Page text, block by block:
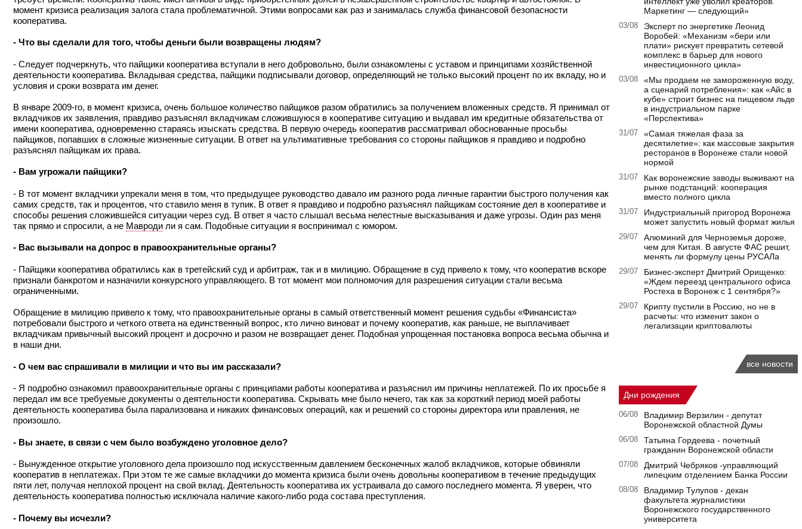
момент кризиса реализация залога стала проблематичной. Этими вопросами как раз и занималась служба финансовой безопасности
кооператива.
- Что вы сделали для того, чтобы деньги были возвращены людям?
- Следует подчеркнуть, что пайщики кооператива вступали в него добровольно, были ознакомлены с уставом и принципами хозяйственной
деятельности кооператива. Вкладывая средства, пайщики подписывали договор, определяющий не только высокий процент по их вкладу, но и
условия и сроки возврата им денег.
В январе 2009-го, в момент кризиса, очень большое количество пайщиков разом обратились за получением вложенных средств. Я принимал от
вкладчиков их заявления, правдиво разъяснял вкладчикам сложившуюся в кооперативе ситуацию и выдавал им кредитные обязательства от
имени кооператива, одновременно стараясь изыскать средства. В первую очередь кооператив рассматривал обоснованные просьбы
пайщиков, попавших в сложные жизненные ситуации. В ответ на ультимативные требования со стороны пайщиков я правдиво и подробно
разъяснял пайщикам их права.
- Вам угрожали пайщики?
- В тот момент вкладчики упрекали меня в том, что предыдущее руководство давало им разного рода личные гарантии быстрого получения как
самих средств, так и процентов, что ставило меня в тупик. В ответ я правдиво и подробно разъяснял пайщикам состояние дел в кооперативе и
способы решения сложившейся ситуации через суд. В ответ я часто слышал весьма нелестные высказывания и даже угрозы. Один раз меня
так прямо и спросили, а не Мавроди ли я сам. Подобные ситуации я воспринимал с юмором.
- Вас вызывали на допрос в правоохранительные органы?
- Пайщики кооператива обратились как в третейский суд и арбитраж, так и в милицию. Обращение в суд привело к тому, что кооператив вскоре
признали банкротом и назначили конкурсного управляющего. В тот момент мои полномочия для разрешения ситуации стали весьма
ограниченными.
Обращение в милицию привело к тому, что правоохранительные органы в самый ответственный момент решения судьбы «Финансиста»
потребовали быстрого и четкого ответа на единственный вопрос, кто лично виноват и почему кооператив, как раньше, не выплачивает
вкладчикам привычный высокий процент и досрочно и разом не возвращает денег. Подобная упрощенная постановка вопроса весьма обычна и
в наши дни.
- О чем вас спрашивали в милиции и что вы им рассказали?
- Я подробно ознакомил правоохранительные органы с принципами работы кооператива и разъяснил им причины неплатежей. По их просьбе я
передал им все требуемые документы о деятельности кооператива. Скрывать мне было нечего, так как за короткий период моей работы
деятельность кооператива была парализована и никаких финансовых операций, как и решений со стороны директора или правления, не
произошло.
- Вы знаете, в связи с чем было возбуждено уголовное дело?
- Вынужденное открытие уголовного дела произошло под искусственным давлением бесконечных жалоб вкладчиков, которые обвиняли
кооператив в неплатежах. При этом те же самые вкладчики до момента кризиса были очень довольны кооперативом в течение предыдущих
пяти лет, получая неплохой процент на свой вклад. Деятельность кооператива их устраивала до самого последнего момента. Я уверен, что
деятельность кооператива полностью исключала наличие какого-либо рода состава преступления.
- Почему вы исчезли?
Маркетинг — следующий»
03/08
Эксперт по энергетике Леонид
Воробей: «Механизм «бери или
плати» рискует превратить сетевой
комплекс в барьер для нового
инвестиционного цикла»
03/08
«Мы продаем не замороженную воду,
а сценарий потребления»: как «Айс в
кубе» строит бизнес на пищевом льде
в индустриальном парке
«Перспектива»
31/07
«Самая тяжелая фаза за
десятилетие»: как массовые закрытия
ресторанов в Воронеже стали новой
нормой
31/07
Как воронежские заводы выживают на
рынке подстанций: кооперация
вместо полного цикла
31/07
Индустриальный пригород Воронежа
может запустить новый формат жилья
29/07
Алюминий для Черноземья дороже,
чем для Китая. В августе ФАС решит,
менять ли формулу цены РУСАЛа
29/07
Бизнес-эксперт Дмитрий Орищенко:
«Ждем переезд центрального офиса
Ростеха в Воронеж с 1 сентября?»
29/07
Крипту пустили в Россию, но не в
расчеты: что изменит закон о
легализации криптовалюты
все новости
Дни рождения
06/08
Владимир Верзилин - депутат
Воронежской областной Думы
06/08
Татьяна Гордеева - почетный
гражданин Воронежской области
07/08
Дмитрий Чебряков -управляющий
липецким отделением Банка России
08/08
Владимир Тулупов - декан
факультета журналистики
Воронежского государственного
университета